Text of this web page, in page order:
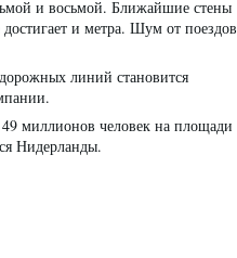
и восьмой. Ближайшие стены
и метра. Шум от поездов
линий становится
миллионов человек на площади
Нидерланды.